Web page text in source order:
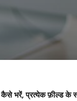
भरें, प्रत्येक फ़ील्ड के